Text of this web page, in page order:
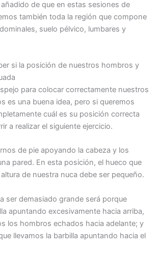
de que en estas sesiones de
también toda la región que compone
suelo pélvico, lumbares y
si la posición de nuestros hombros y
para colocar correctamente nuestros
es una buena idea, pero si queremos
cuál es su posición correcta
a realizar el siguiente ejercicio.
de pie apoyando la cabeza y los
pared. En esta posición, el hueco que
de nuestra nuca debe ser pequeño.
ser demasiado grande será porque
apuntando excesivamente hacia arriba,
los hombros echados hacia adelante; y
llevamos la barbilla apuntando hacia el